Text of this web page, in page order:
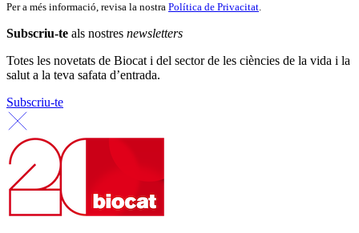
Per a més informació, revisa la nostra Política de Privacitat
Subscriu-te als nostres newsletters
Totes les novetats de Biocat i del sector de les ciències de la vida i la
salut a la teva safata d’entrada.
Subscriu-te